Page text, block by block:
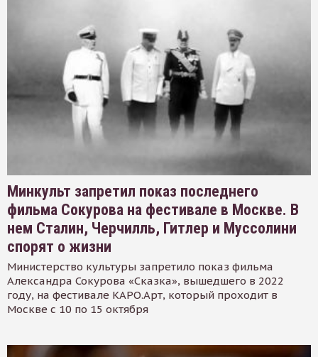
Минкульт запретил показ последнего
фильма Сокурова на фестивале в Москве. В
нем Сталин, Черчилль, Гитлер и Муссолини
спорят о жизни
Министерство культуры запретило показ фильма
Александра Сокурова «Сказка», вышедшего в 2022
году, на фестивале КАРО.Арт, который проходит в
Москве с 10 по 15 октября